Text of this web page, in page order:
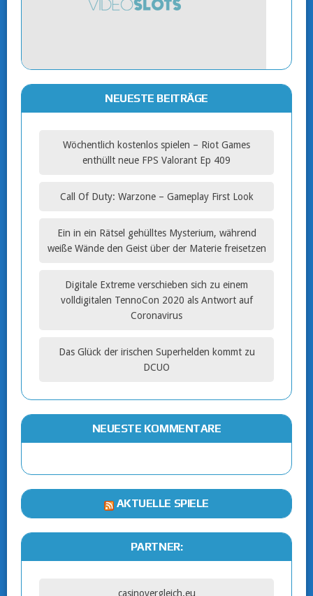
NEUESTE BEITRÄGE
Wöchentlich kostenlos spielen – Riot Games
enthüllt neue FPS Valorant Ep 409
Call Of Duty: Warzone – Gameplay First Look
Ein in ein Rätsel gehülltes Mysterium, während
weiße Wände den Geist über der Materie freisetzen
Digitale Extreme verschieben sich zu einem
volldigitalen TennoCon 2020 als Antwort auf
Coronavirus
Das Glück der irischen Superhelden kommt zu
DCUO
NEUESTE KOMMENTARE
AKTUELLE SPIELE
PARTNER:
casinovergleich.eu